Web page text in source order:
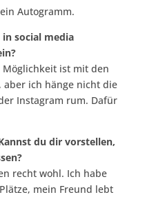
Autogramm.
social media
Möglichkeit ist mit den
aber ich hänge nicht die
Instagram rum. Dafür
du dir vorstellen,
recht wohl. Ich habe
mein Freund lebt